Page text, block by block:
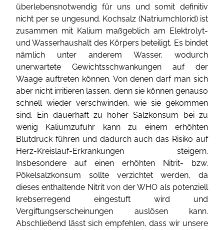
überlebensnotwendig für uns und somit definitiv
nicht per se ungesund. Kochsalz (Natriumchlorid) ist
zusammen mit Kalium maßgeblich am Elektrolyt-
und Wasserhaushalt des Körpers beteiligt. Es bindet
nämlich unter anderem Wasser, wodurch
unerwartete Gewichtsschwankungen auf der
Waage auftreten können. Von denen darf man sich
aber nicht irritieren lassen, denn sie können genauso
schnell wieder verschwinden, wie sie gekommen
sind. Ein dauerhaft zu hoher Salzkonsum bei zu
wenig Kaliumzufuhr kann zu einem erhöhten
Blutdruck führen und dadurch auch das Risiko auf
Herz-Kreislauf-Erkrankungen steigern.
Insbesondere auf einen erhöhten Nitrit- bzw.
Pökelsalzkonsum sollte verzichtet werden, da
dieses enthaltende Nitrit von der WHO als potenziell
krebserregend eingestuft wird und
Vergiftungserscheinungen auslösen kann.
Abschließend lässt sich empfehlen, dass wir unsere